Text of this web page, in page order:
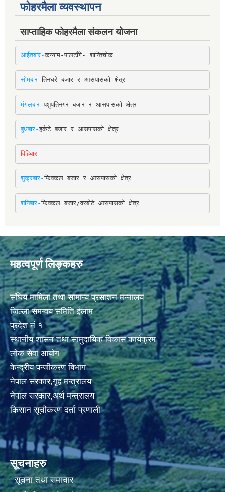
फोहरमैला व्यवस्थापन
साप्ताहिक फोहरमैला संकलन योजना
आईतबार-कन्याम-पालटाँगे- शान्तिचोक
सोमबार-तिनघरे बजार र आसपासको क्षेत्र
मंगलबार-पशुपतिनगर बजार र आसपासको क्षेत्र
बुधबार-हर्कटे बजार र आसपासको क्षेत्र
विहिबार-
शुक्रबार-फिक्कल बजार र आसपासको क्षेत्र
शनिबार-फिक्कल बजार/वरबोटे आसपासको क्षेत्र
महत्वपूर्ण लिङ्कहरु
संघिय मामिला तथा सामान्य प्रसाशन मन्नालय
जिल्ला समन्वय समिति ईलाम
प्रदेश नं १
स्थानीय शासन तथा सामुदायिक विकास कार्यक्रम
लोक सेवा आयोग
केन्द्रीय पन्जीकरण बिभाग
नेपाल सरकार,गृह मन्त्रालय
नेपाल सरकार,अर्थ मन्त्रालय
किसान सूचीकरण दर्ता प्रणाली
सूचनाहरु
सूचना तथा समाचार